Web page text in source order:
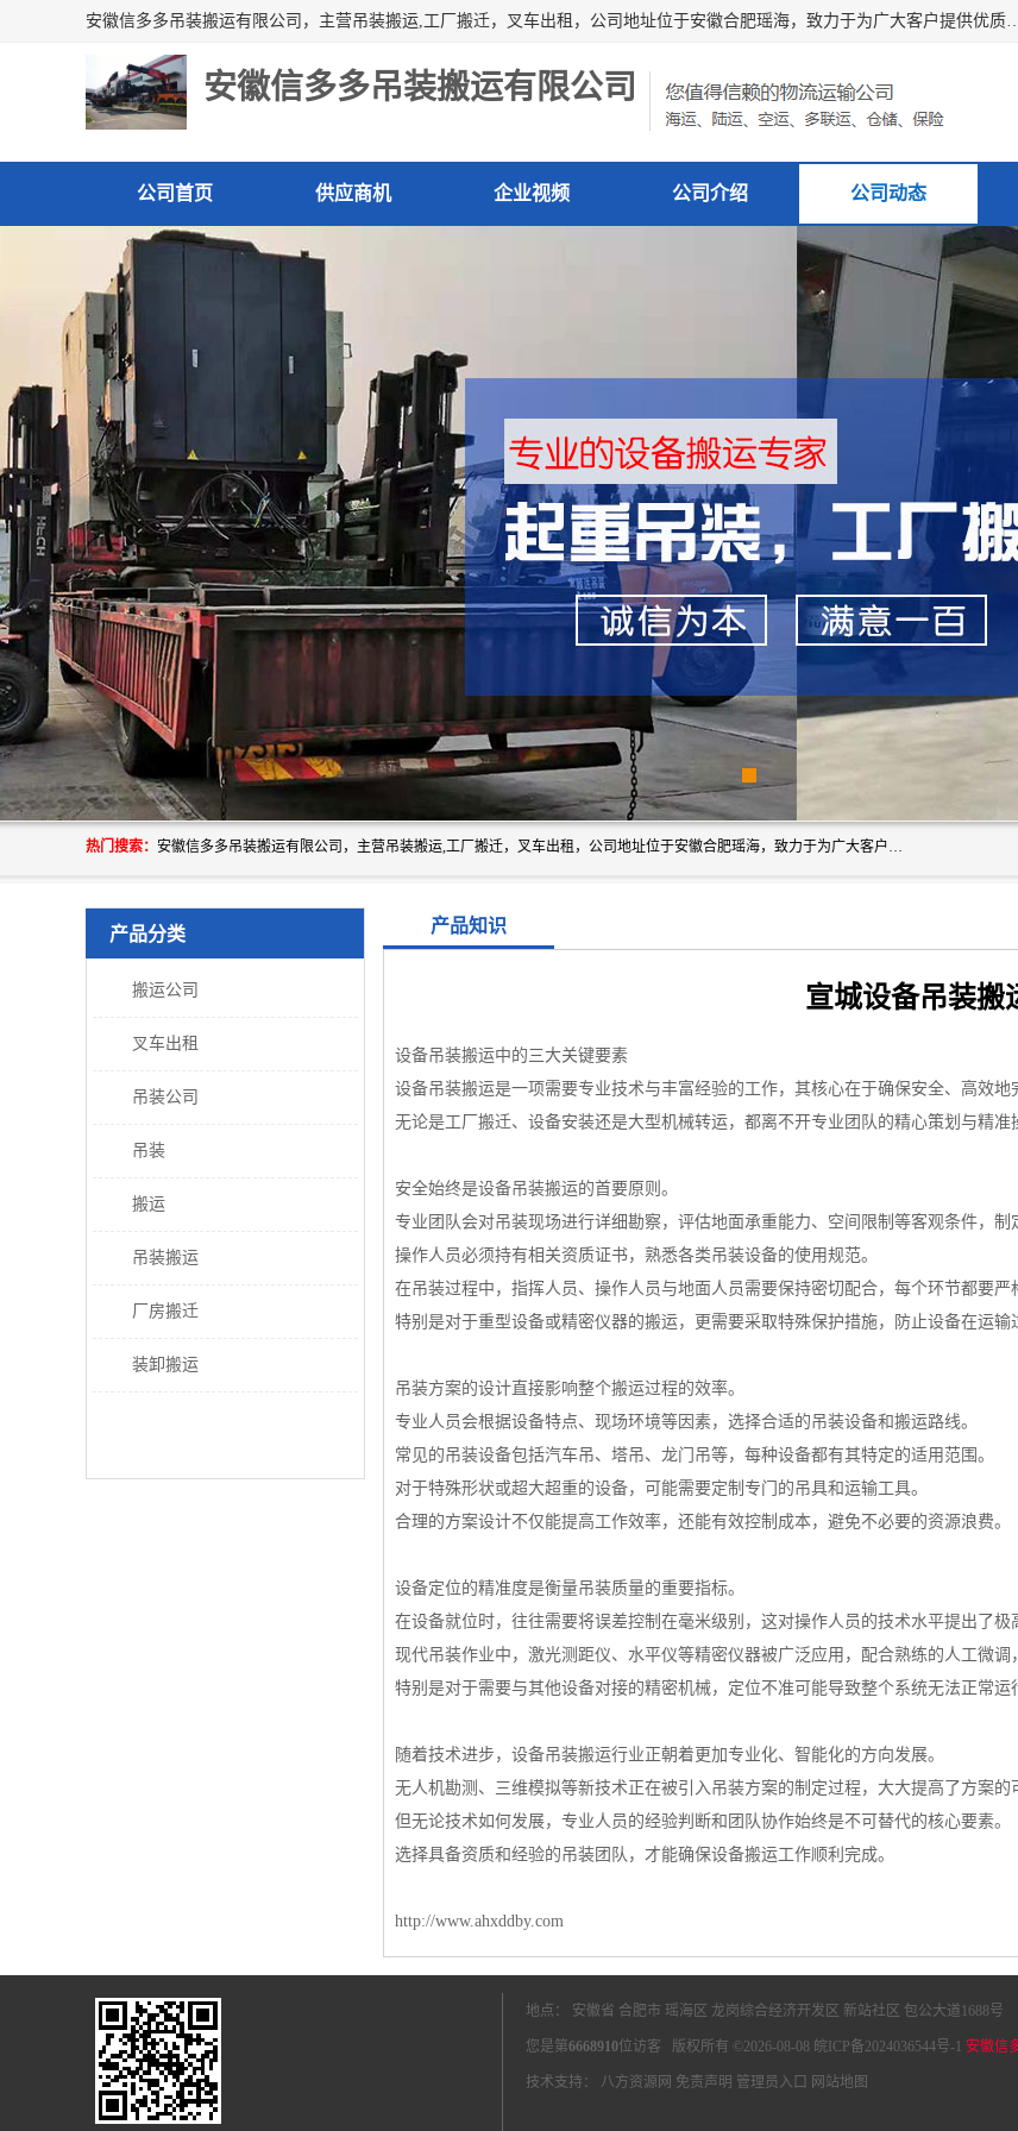
安徽信多多吊装搬运有限公司，主营吊装搬运,工厂搬迁，叉车出租，公司地址位于安徽合肥瑶海，致力于为广大客户提供优质的产品
安徽信多多吊装搬运有限公司
公司首页 供应商机 企业视频 公司介绍 公司动态
热门搜索： 安徽信多多吊装搬运有限公司，主营吊装搬运,工厂搬迁，叉车出租，公司地址位于安徽合肥瑶海，致力于为广大客户提供优质的产品/服务，如果您对我公司的产品服务感兴趣，请联系[安徽信多多吊装搬运有限公司]，期待您的来电。
产品分类
搬运公司
叉车出租
吊装公司
吊装
搬运
吊装搬运
厂房搬迁
装卸搬运
产品知识
宣城设备吊装搬
设备吊装搬运中的三大关键要素
设备吊装搬运是一项需要专业技术与丰富经验的工作，其核心在于确保安全、高效地
无论是工厂搬迁、设备安装还是大型机械转运，都离不开专业团队的精心策划与精准
安全始终是设备吊装搬运的首要原则。
专业团队会对吊装现场进行详细勘察，评估地面承重能力、空间限制等客观条件，制
操作人员必须持有相关资质证书，熟悉各类吊装设备的使用规范。
在吊装过程中，指挥人员、操作人员与地面人员需要保持密切配合，每个环节都要严
特别是对于重型设备或精密仪器的搬运，更需要采取特殊保护措施，防止设备在运输
吊装方案的设计直接影响整个搬运过程的效率。
专业人员会根据设备特点、现场环境等因素，选择合适的吊装设备和搬运路线。
常见的吊装设备包括汽车吊、塔吊、龙门吊等，每种设备都有其特定的适用范围。
对于特殊形状或超大超重的设备，可能需要定制专门的吊具和运输工具。
合理的方案设计不仅能提高工作效率，还能有效控制成本，避免不必要的资源浪费。
设备定位的精准度是衡量吊装质量的重要指标。
在设备就位时，往往需要将误差控制在毫米级别，这对操作人员的技术水平提出了极
现代吊装作业中，激光测距仪、水平仪等精密仪器被广泛应用，配合熟练的人工微调
特别是对于需要与其他设备对接的精密机械，定位不准可能导致整个系统无法正常运
随着技术进步，设备吊装搬运行业正朝着更加专业化、智能化的方向发展。
无人机勘测、三维模拟等新技术正在被引入吊装方案的制定过程，大大提高了方案的
但无论技术如何发展，专业人员的经验判断和团队协作始终是不可替代的核心要素。
选择具备资质和经验的吊装团队，才能确保设备搬运工作顺利完成。
http://www.ahxddby.com
地点： 安徽省 合肥市 瑶海区 龙岗综合经济开发区 新站社区 包公大道1688号
您是第6668910位访客 版权所有 ©2026-08-08 皖ICP备2024036544号-1 安徽信
技术支持： 八方资源网 免责声明 管理员入口 网站地图